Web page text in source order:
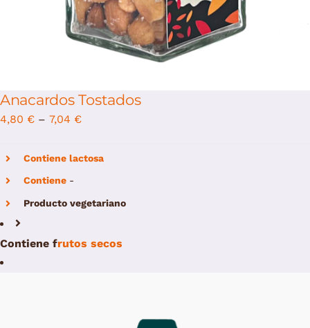
Anacardos Tostados
4,80 € – 7,04 €
Contiene lactosa
Contiene -
Producto vegetariano
Contiene frutos secos